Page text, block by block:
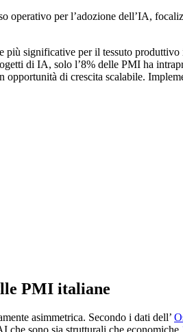
per l’adozione dell’IA,
significative per il tessuto
di IA, solo l’8% delle PMI ha
di crescita scalabile.
PMI italiane
asimmetrica. Secondo i dati dell’